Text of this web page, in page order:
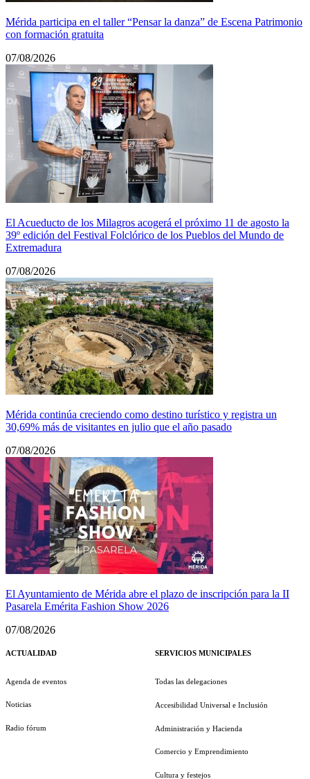
Mérida participa en el taller “Pensar la danza” de Escena Patrimonio
con formación gratuita
07/08/2026
El Acueducto de los Milagros acogerá el próximo 11 de agosto la
39º edición del Festival Folclórico de los Pueblos del Mundo de
Extremadura
07/08/2026
Mérida continúa creciendo como destino turístico y registra un
30,69% más de visitantes en julio que el año pasado
07/08/2026
El Ayuntamiento de Mérida abre el plazo de inscripción para la II
Pasarela Emérita Fashion Show 2026
07/08/2026
ACTUALIDAD
Agenda de eventos
Noticias
Radio fórum
SERVICIOS MUNICIPALES
Todas las delegaciones
Accesibilidad Universal e Inclusión
Administración y Hacienda
Comercio y Emprendimiento
Cultura y festejos